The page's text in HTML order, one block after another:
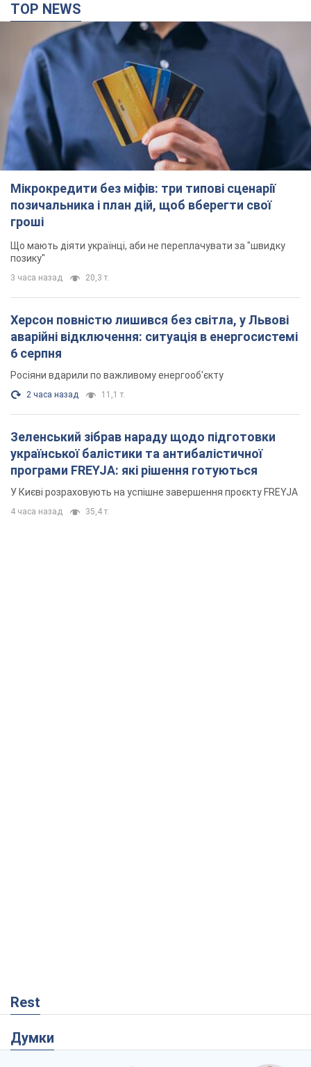
TOP NEWS
Мікрокредити без міфів: три типові сценарії
позичальника і план дій, щоб вберегти свої
гроші
Що мають діяти українці, аби не переплачувати за "швидку
позику"
3 часа назад 20,3 т.
Херсон повністю лишився без світла, у Львові
аварійні відключення: ситуація в енергосистемі
6 серпня
Росіяни вдарили по важливому енергооб'єкту
2 часа назад 11,1 т.
Зеленський зібрав нараду щодо підготовки
української балістики та антибалістичної
програми FREYJA: які рішення готуються
У Києві розраховують на успішне завершення проєкту FREYJA
4 часа назад 35,4 т.
Rest
Думки